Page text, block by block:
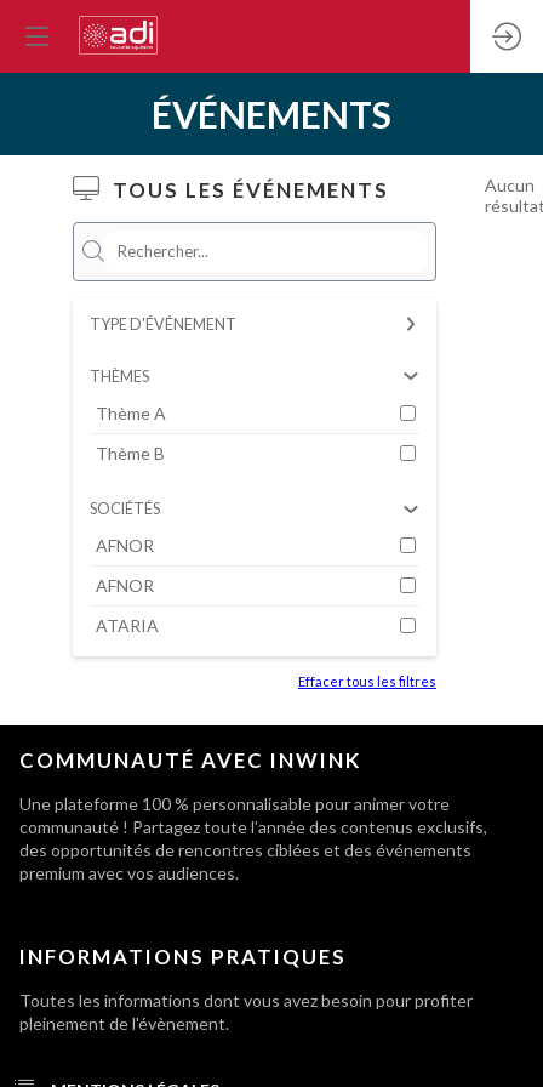
ÉVÉNEMENTS
TOUS LES ÉVÉNEMENTS
TYPE D'ÉVÉNEMENT
THÈMES
Thème A
Thème B
SOCIÉTÉS
AFNOR
AFNOR
ATARIA
Effacer tous les filtres
Aucun
COMMUNAUTÉ AVEC INWINK
Une plateforme 100 % personnalisable pour animer votre
communauté ! Partagez toute l’année des contenus exclusifs,
des opportunités de rencontres ciblées et des événements
premium avec vos audiences.
INFORMATIONS PRATIQUES
Toutes les informations dont vous avez besoin pour profiter
pleinement de l'évènement.